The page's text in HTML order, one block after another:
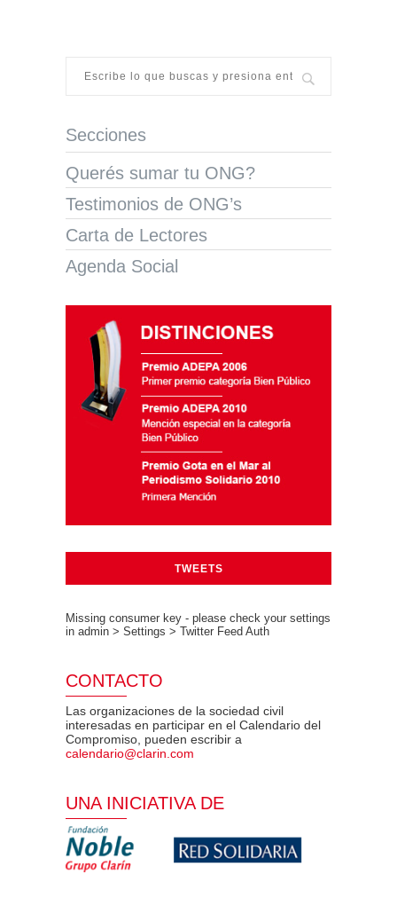
Secciones
Querés sumar tu ONG?
Testimonios de ONG’s
Carta de Lectores
Agenda Social
TWEETS
Missing consumer key - please check your settings
in admin > Settings > Twitter Feed Auth
CONTACTO
Las organizaciones de la sociedad civil
interesadas en participar en el Calendario del
Compromiso, pueden escribir a
calendario@clarin.com
UNA INICIATIVA DE